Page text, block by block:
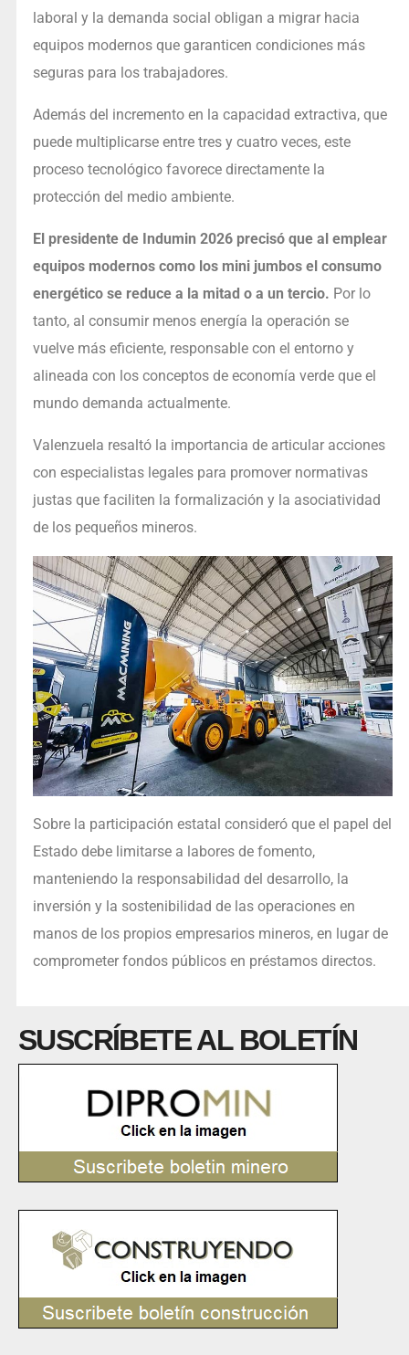
laboral y la demanda social obligan a migrar hacia
equipos modernos que garanticen condiciones más
seguras para los trabajadores.
Además del incremento en la capacidad extractiva, que
puede multiplicarse entre tres y cuatro veces, este
proceso tecnológico favorece directamente la
protección del medio ambiente.
El presidente de Indumin 2026 precisó que al emplear
equipos modernos como los mini jumbos el consumo
energético se reduce a la mitad o a un tercio. Por lo
tanto, al consumir menos energía la operación se
vuelve más eficiente, responsable con el entorno y
alineada con los conceptos de economía verde que el
mundo demanda actualmente.
Valenzuela resaltó la importancia de articular acciones
con especialistas legales para promover normativas
justas que faciliten la formalización y la asociatividad
de los pequeños mineros.
Sobre la participación estatal consideró que el papel del
Estado debe limitarse a labores de fomento,
manteniendo la responsabilidad del desarrollo, la
inversión y la sostenibilidad de las operaciones en
manos de los propios empresarios mineros, en lugar de
comprometer fondos públicos en préstamos directos.
SUSCRÍBETE AL BOLETÍN